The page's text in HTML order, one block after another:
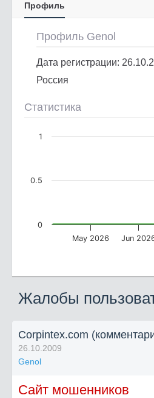
Профиль
Профиль Genol
Дата регистрации:
Россия
Статистика
May 2026 Jun
0
0.5
1
Жалобы
Corpintex.com
26.10.2009
Genol
Сайт мошенников